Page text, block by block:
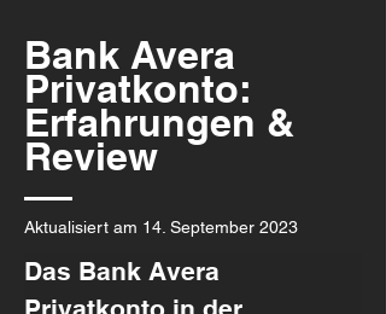
Bank Avera
Privatkonto:
Erfahrungen &
Review
Aktualisiert am 14. September 2023
Das Bank Avera